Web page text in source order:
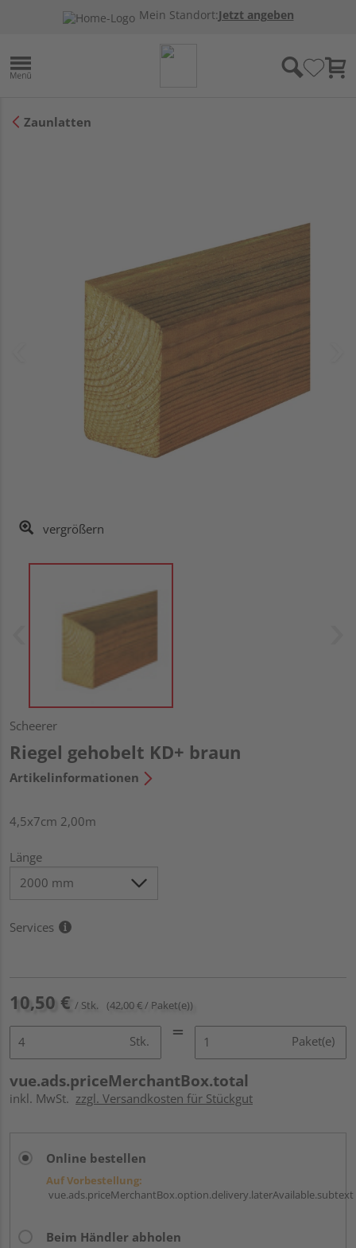
Mein Standort:Jetzt angeben
Zaunlatten
vergrößern
Scheerer
Riegel gehobelt KD+ braun
Artikelinformationen
4,5x7cm 2,00m
Länge
Services
10,50 € / Stk. (42,00 € / Paket(e))
Stk. Paket(e)
vue.ads.priceMerchantBox.total
inkl. MwSt. zzgl. Versandkosten für Stückgut
Online bestellen
Auf Vorbestellung:
vue.ads.priceMerchantBox.option.delivery.laterAvailable.subtext
Beim Händler abholen